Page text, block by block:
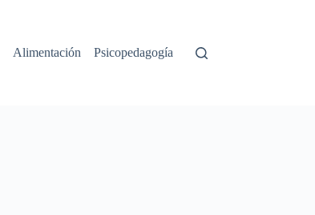
Alimentación Psicopedagogía